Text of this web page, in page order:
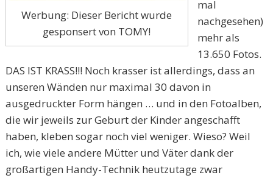
Werbung: Dieser Bericht wurde
gesponsert von TOMY!
mal
nachgesehen)
mehr als
13.650 Fotos.
DAS IST KRASS!!! Noch krasser ist allerdings, dass an
unseren Wänden nur maximal 30 davon in
ausgedruckter Form hängen … und in den Fotoalben,
die wir jeweils zur Geburt der Kinder angeschafft
haben, kleben sogar noch viel weniger. Wieso? Weil
ich, wie viele andere Mütter und Väter dank der
großartigen Handy-Technik heutzutage zwar